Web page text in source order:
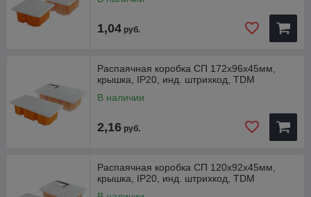
1,04 руб.
Распаячная коробка СП 172х96х45мм,
крышка, IP20, инд. штрихкод, TDM
В наличии
2,16 руб.
Распаячная коробка СП 120х92х45мм,
крышка, IP20, инд. штрихкод, TDM